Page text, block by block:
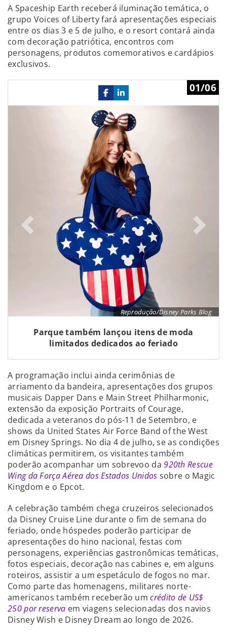
A Spaceship Earth receberá iluminação temática, o
grupo Voices of Liberty fará apresentações especiais
entre os dias 3 e 5 de julho, e o resort contará ainda
com decoração patriótica, encontros com
personagens, produtos comemorativos e cardápios
exclusivos.
Reprodução/Disney Parks Blog
01/06
Parque também lançou itens de moda
limitados dedicados ao feriado
Previous
A programação inclui ainda cerimônias de
arriamento da bandeira, apresentações dos grupos
musicais Dapper Dans e Main Street Philharmonic,
extensão da exposição Portraits of Courage,
dedicada a veteranos do pós-11 de Setembro, e
shows da United States Air Force Band of the West
em Disney Springs. No dia 4 de julho, se as condições
climáticas permitirem, os visitantes também
poderão acompanhar um sobrevoo da920th Rescue
Wing da Força Aérea dos Estados Unidos sobre o Magic
Kingdom e o Epcot.
A celebração também chega cruzeiros selecionados
da Disney Cruise Line durante o fim de semana do
feriado, onde hóspedes poderão participar de
apresentações do hino nacional, festas com
personagens, experiências gastronômicas temáticas,
fotos especiais, decoração nas cabines e, em alguns
roteiros, assistir a um espetáculo de fogos no mar.
Como parte das homenagens, militares norte-
americanos também receberão umcrédito de US$
250 por reserva em viagens selecionadas dos navios
Disney Wish e Disney Dream ao longo de 2026.